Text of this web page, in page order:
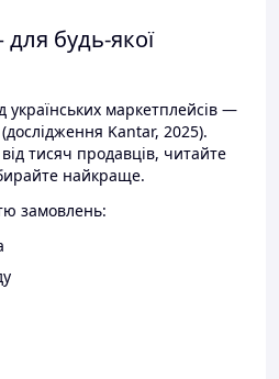
будь-якої
українських маркетплейсів —
Kantar, 2025).
тисяч продавців, читайте
найкраще.
замовлень: